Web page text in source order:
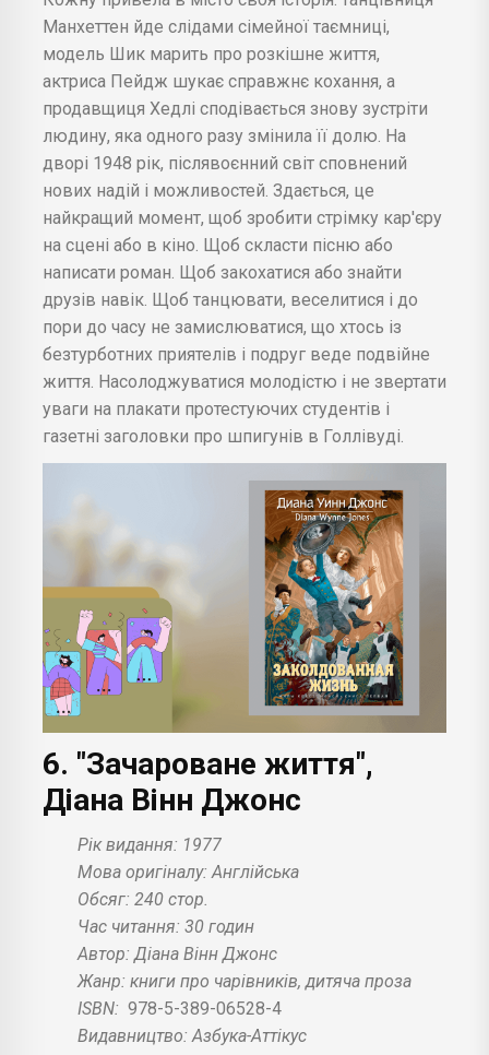
Манхеттен йде слідами сімейної таємниці,
модель Шик марить про розкішне життя,
актриса Пейдж шукає справжнє кохання, а
продавщиця Хедлі сподівається знову зустріти
людину, яка одного разу змінила її долю. На
дворі 1948 рік, післявоєнний світ сповнений
нових надій і можливостей. Здається, це
найкращий момент, щоб зробити стрімку кар'єру
на сцені або в кіно. Щоб скласти пісню або
написати роман. Щоб закохатися або знайти
друзів навік. Щоб танцювати, веселитися і до
пори до часу не замислюватися, що хтось із
безтурботних приятелів і подруг веде подвійне
життя. Насолоджуватися молодістю і не звертати
уваги на плакати протестуючих студентів і
газетні заголовки про шпигунів в Голлівуді.
6. "Зачароване життя",
Діана Вінн Джонс
Рік видання: 1977
Мова оригіналу: Англійська
Обсяг: 240 стор.
Час читання: 30 годин
Автор: Діана Вінн Джонс
Жанр: книги про чарівників, дитяча проза
ISBN: 978-5-389-06528-4
Видавництво: Азбука-Аттікус